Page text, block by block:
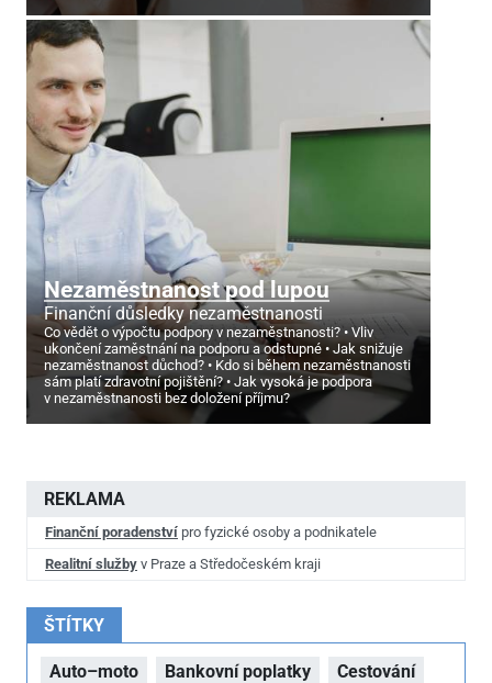
Nezaměstnanost pod lupou
Finanční důsledky nezaměstnanosti
Co vědět o výpočtu podpory v nezaměstnanosti?
Vliv
ukončení zaměstnání na podporu a odstupné
Jak snižuje
nezaměstnanost důchod?
Kdo si během nezaměstnanosti
sám platí zdravotní pojištění?
Jak vysoká je podpora
v nezaměstnanosti bez doložení příjmu?
REKLAMA
Finanční poradenství pro fyzické osoby a podnikatele
Realitní služby v Praze a Středočeském kraji
ŠTÍTKY
Auto–moto Bankovní poplatky
Cestování